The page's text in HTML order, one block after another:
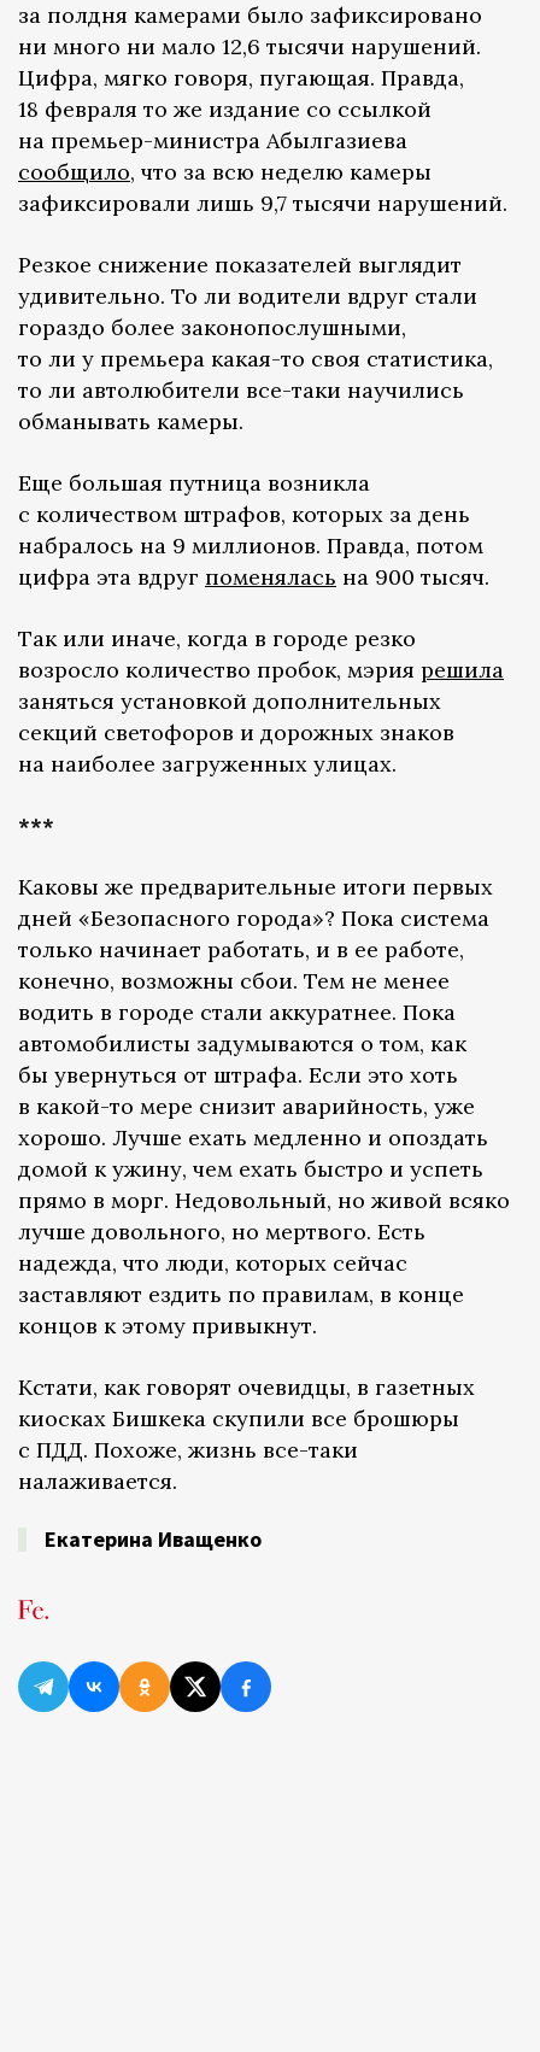
за полдня камерами было зафиксировано
ни много ни мало 12,6 тысячи нарушений.
Цифра, мягко говоря, пугающая. Правда,
18 февраля то же издание со ссылкой
на премьер-министра Абылгазиева
сообщило, что за всю неделю камеры
зафиксировали лишь 9,7 тысячи нарушений.
Резкое снижение показателей выглядит
удивительно. То ли водители вдруг стали
гораздо более законопослушными,
то ли у премьера какая-то своя статистика,
то ли автолюбители все-таки научились
обманывать камеры.
Еще большая путница возникла
с количеством штрафов, которых за день
набралось на 9 миллионов. Правда, потом
цифра эта вдруг поменялась на 900 тысяч.
Так или иначе, когда в городе резко
возросло количество пробок, мэрия решила
заняться установкой дополнительных
секций светофоров и дорожных знаков
на наиболее загруженных улицах.
***
Каковы же предварительные итоги первых
дней «Безопасного города»? Пока система
только начинает работать, и в ее работе,
конечно, возможны сбои. Тем не менее
водить в городе стали аккуратнее. Пока
автомобилисты задумываются о том, как
бы увернуться от штрафа. Если это хоть
в какой-то мере снизит аварийность, уже
хорошо. Лучше ехать медленно и опоздать
домой к ужину, чем ехать быстро и успеть
прямо в морг. Недовольный, но живой всяко
лучше довольного, но мертвого. Есть
надежда, что люди, которых сейчас
заставляют ездить по правилам, в конце
концов к этому привыкнут.
Кстати, как говорят очевидцы, в газетных
киосках Бишкека скупили все брошюры
с ПДД. Похоже, жизнь все-таки
налаживается.
Екатерина Иващенко